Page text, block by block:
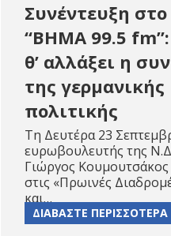
Συνέντευξη
“ΒΗΜΑ 99.5
θ’ αλλάξει η
της γερμανικής
πολιτικής
Τη Δευτέρα 23
ευρωβουλευτής της
Γιώργος Κουμουτσάκος
στις «Πρωινές
και…
ΔΙΑΒΑΣΤΕ ΠΕΡΙΣΣΟΤΕΡΑ